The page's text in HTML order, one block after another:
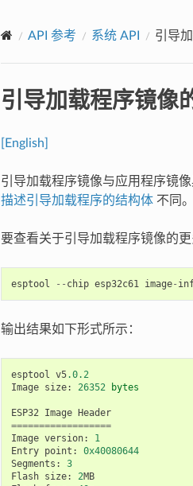
API 参考 系统 API 引导
引导加载程序镜像
[English]
引导加载程序镜像与应用程序镜
描述引导加载程序的结构体不同。
要查看关于引导加载程序镜像的
esptool -- chip esp32c61 image-
输出结果如下形式所示：
esptool v5.0.2
Image size: 26352 bytes
ESP32 Image Header
==================
Image version:
1
Entry point :
0x40080644
Segments :
3
Flash size: 2MB